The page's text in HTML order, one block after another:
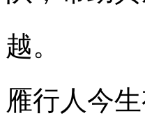
越。
雁行人今生